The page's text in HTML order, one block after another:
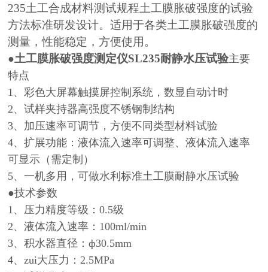
235土工合成材料测试规程土工膜胀破强度的试验
方法标准研发设计。适用于各类土工膜胀破强度的
测量，性能稳定，方便使用。
●土工膜胀破强度测定仪SL235耐静水压试验主要
特点
1、彩色大屏幕触摸屏控制系统，数显自动计时
2、试样夹持器高强度不锈钢制结构
3、加压速率可调节，方便不同类型材料试验
4、扩展功能：液体流入速率可调整、液体流入速率
可显示（需定制）
5、一机多用，可做水利标准土工膜耐静水压试验
●技术参数
1、压力精度等级：0.5级
2、液体流入速率：100ml/min
3、积水器直径：ф30.5mm
4、zui大压力：2.5MPa